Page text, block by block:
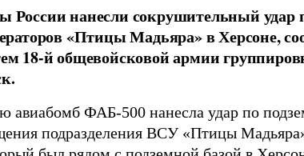
России нанесли сокрушительный удар
«Птицы Мадьяра» в Херсоне,
18-й общевойсковой армии
авиабомб ФАБ-500 нанесла удар по
подразделения ВСУ «Птицы